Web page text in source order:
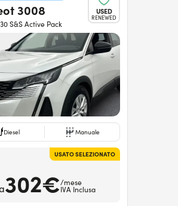
USED
RENEWED
3008
S&S Active Pack
Diesel Manuale
USATO SELEZIONATO
302€/mese
IVA Inclusa